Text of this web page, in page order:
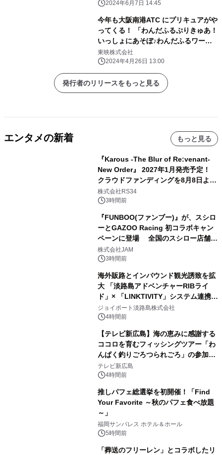
2024年6月7日 14:45
今年も大阪南港ATC にプリキュアがや
ってくる！ 「わんだふるぷりきゅあ！
いっしょにあそぼ♪わんだふるワール
ド」 5月11日(土)より開催！！
東映株式会社
2024年4月26日 13:00
発行者のリリースをもっと見る
エンタメの新着 もっと見る
『Karous -The Blur of Re:venant-
New Order』 2027年1月発売予定！
クラウドファンディングを8月8日より
開始
株式会社RS34
3時間前
『FUNBOO(ファンブー)』が、スシロ
ーとGAZOO Racing 初コラボキャン
ペーンに登場 全国のスシロー店舗で
GR 4車種の FUNBOO(ミニカー)付き
メニューが展開されます
株式会社JAM
3時間前
海外販路とインバウンド観光誘致を拡
大 「淡路島アドベンチャーRIBライ
ド」× 「LINKTIVITY」システム連携を
開始！
ジョイポート淡路島株式会社
4時間前
【テレビ新広島】海の恵みに感謝する
ココロを育むフィッシングツアー「わ
んぱく釣りごろつられごろ」の参加小
学生を募集
テレビ新広島
4時間前
推しパフェ総選挙を初開催！「Find
Your Favorite ～秋のパフェ食べ放題
～」
福岡サンパレス ホテル＆ホール
5時間前
「葬送のフリーレン」とコラボしたリ